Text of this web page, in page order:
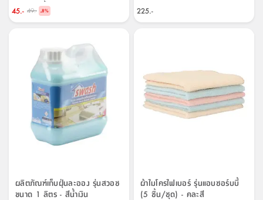
กรัม - สีน้ำเงิน
45.- 49.- -8% 225.-
ผลิตภัณฑ์เก็บฝุ่นละออง รุ่นสวอช
ขนาด 1 ลิตร - สีน้ำเงิน
ผ้าไมโครไฟเบอร์ รุ่นแอบซอร์บบี้
(5 ชิ้น/ชุด) - คละสี